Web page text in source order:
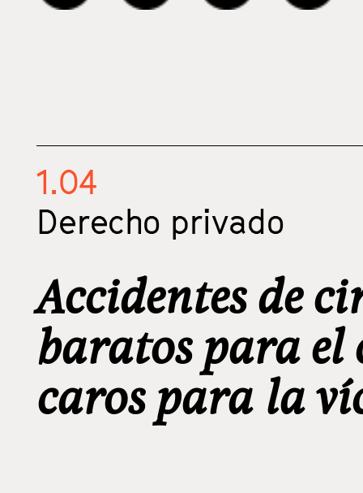
1.04
Derecho privado
Accidentes de
baratos para el
caros para la